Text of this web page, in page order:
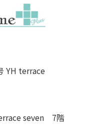
YH terrace
seven 7階